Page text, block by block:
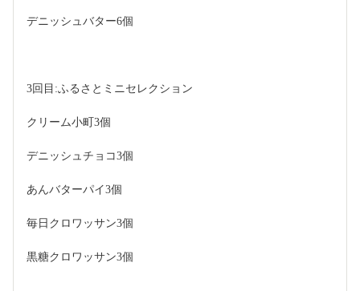
デニッシュバター6個
3回目:ふるさとミニセレクション
クリーム小町3個
デニッシュチョコ3個
あんバターパイ3個
毎日クロワッサン3個
黒糖クロワッサン3個